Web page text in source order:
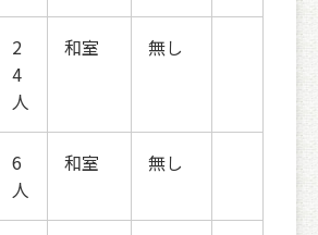
2
4
人
和室 無し
6
人
和室 無し